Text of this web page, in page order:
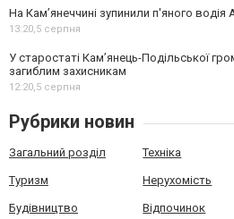
На Камʼянеччині зупинили п'яного водія
13:20,5 серпня
У старостаті Кам’янець-Подільської
загиблим захисникам
12:20,5 серпня
Рубрики новин
Загальний розділ Техніка
Туризм Нерухомість
Будівництво Відпочинок